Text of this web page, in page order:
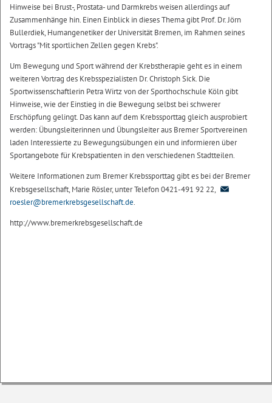
Hinweise bei Brust-, Prostata- und Darmkrebs weisen allerdings auf
Zusammenhänge hin. Einen Einblick in dieses Thema gibt Prof. Dr. Jörn
Bullerdiek, Humangenetiker der Universität Bremen, im Rahmen seines
Vortrags "Mit sportlichen Zellen gegen Krebs".
Um Bewegung und Sport während der Krebstherapie geht es in einem
weiteren Vortrag des Krebsspezialisten Dr. Christoph Sick. Die
Sportwissenschaftlerin Petra Wirtz von der Sporthochschule Köln gibt
Hinweise, wie der Einstieg in die Bewegung selbst bei schwerer
Erschöpfung gelingt. Das kann auf dem Krebssporttag gleich ausprobiert
werden: Übungsleiterinnen und Übungsleiter aus Bremer Sportvereinen
laden Interessierte zu Bewegungsübungen ein und informieren über
Sportangebote für Krebspatienten in den verschiedenen Stadtteilen.
Weitere Informationen zum Bremer Krebssporttag gibt es bei der Bremer
Krebsgesellschaft, Marie Rösler, unter Telefon 0421-491 92 22,
roesler@bremerkrebsgesellschaft.de.
http://www.bremerkrebsgesellschaft.de